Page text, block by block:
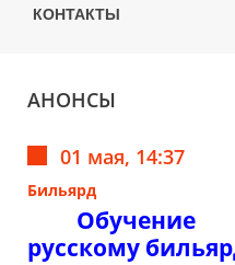
КОНТАКТЫ
АНОНСЫ
01 мая, 14:37
Бильярд
Обучение
русскому